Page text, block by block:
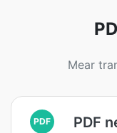
Mear
PDF PDF